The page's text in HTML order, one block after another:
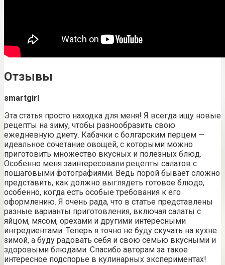
Отзывы
smartgirl
Эта статья просто находка для меня! Я всегда ищу новые
рецепты на зиму, чтобы разнообразить свою
ежедневную диету. Кабачки с болгарским перцем —
идеальное сочетание овощей, с которыми можно
приготовить множество вкусных и полезных блюд.
Особенно меня заинтересовали рецепты салатов с
пошаговыми фотографиями. Ведь порой бывает сложно
представить, как должно выглядеть готовое блюдо,
особенно, когда есть особые требования к его
оформлению. Я очень рада, что в статье представлены
разные варианты приготовления, включая салаты с
яйцом, мясом, орехами и другими интересными
ингредиентами. Теперь я точно не буду скучать на кухне
зимой, а буду радовать себя и свою семью вкусными и
здоровыми блюдами. Спасибо авторам за такое
интересное подспорье в кулинарных экспериментах!